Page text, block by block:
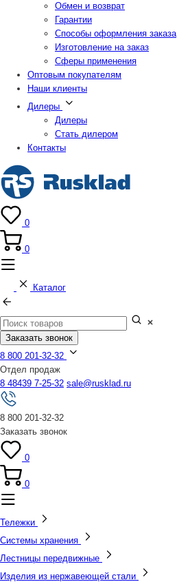
Обмен и возврат
Гарантии
Способы оформления заказа
Изготовление на заказ
Сферы применения
Оптовым покупателям
Наши клиенты
Дилеры
Дилеры
Стать дилером
Контакты
0
0
Каталог
Заказать звонок
8 800 201-32-32
Отдел продаж
8 48439 7-25-32 sale@rusklad.ru
8 800 201-32-32
Заказать звонок
0
0
Тележки
Системы хранения
Лестницы передвижные
Изделия из нержавеющей стали